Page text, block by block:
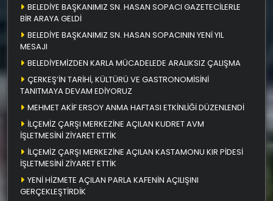
BELEDİYE BAŞKANIMIZ SN. HASAN SOPACI GAZETECİLERLE
BİR ARAYA GELDİ
BELEDİYE BAŞKANIMIZ SN. HASAN SOPACININ YENİ YIL
MESAJI
BELEDİYEMİZDEN KARLA MÜCADELEDE ARALIKSIZ ÇALIŞMA
ÇERKEŞ’İN TARİHİ, KÜLTÜRÜ VE GASTRONOMİSİNİ
TANITMAYA DEVAM EDİYORUZ
MEHMET AKİF ERSOY ANMA HAFTASI ETKİNLİĞİ DÜZENLENDİ
İLÇEMİZ ÇARŞI MERKEZİNE AÇILAN KUDRET AVM
İŞLETMESİNİ ZİYARET ETTİK
İLÇEMİZ ÇARŞI MERKEZİNE AÇILAN KASTAMONU KIR PİDESİ
İŞLETMESİNİ ZİYARET ETTİK
YENİ HİZMETE AÇILAN PARLA KAFENİN AÇILIŞINI
GERÇEKLEŞTİRDİK